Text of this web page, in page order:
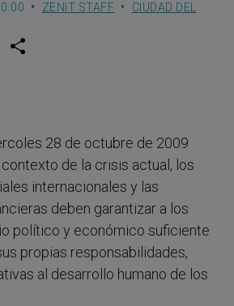
ZENIT STAFF
CIUDAD DEL
w
28 de octubre de 2009
contexto de la crisis actual, los
internacionales y las
deben garantizar a los
político y económico suficiente
propias responsabilidades,
al desarrollo humano de los